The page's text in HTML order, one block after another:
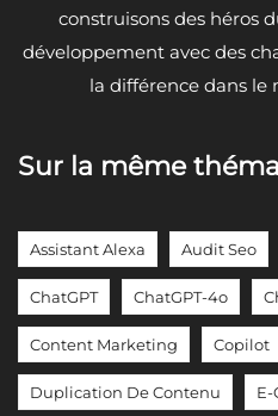
construisons des héros
développement avec des
la différence dans
Sur la même
Assistant Alexa Audit Seo
ChatGPT ChatGPT-4o
Content Marketing Copilot
Duplication De Contenu